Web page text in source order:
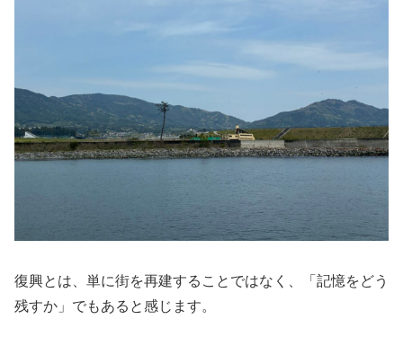
復興とは、単に街を再建することではなく、「記憶をどう
残すか」でもあると感じます。